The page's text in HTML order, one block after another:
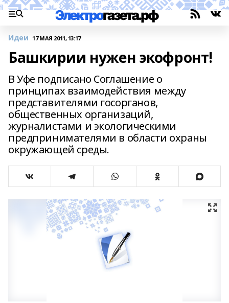
Идеи 17 МАЯ 2011, 13:17
Башкирии нужен экофронт!
В Уфе подписано Соглашение о
принципах взаимодействия между
представителями госорганов,
общественных организаций,
журналистами и экологическими
предпринимателями в области охраны
окружающей среды.